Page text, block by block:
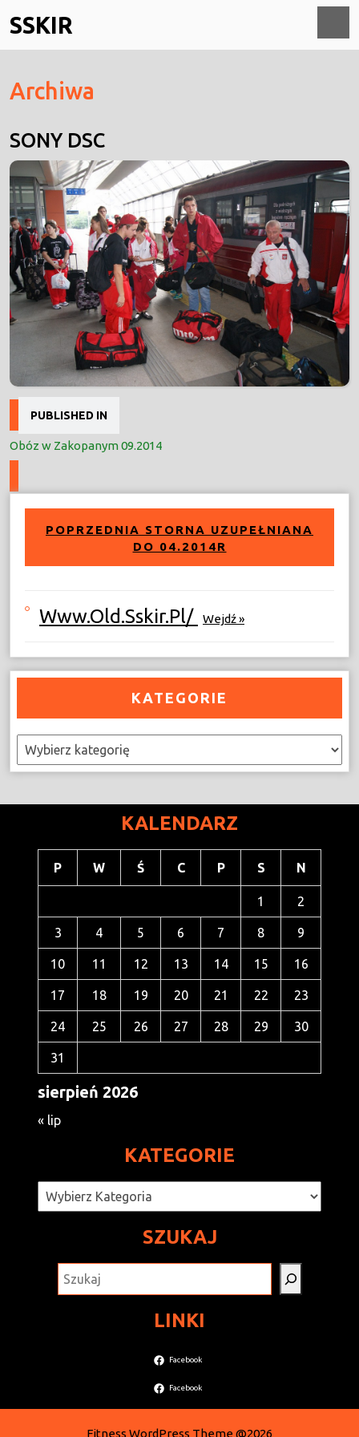
to
content
SSKIR
Archiwa
SONY DSC
Nawigacja
wpisu
PUBLISHED IN
Obóz w Zakopanym 09.2014
POPRZEDNIA STORNA UZUPEŁNIANA
DO 04.2014R
Www.old.sskir.pl/ Wejdź »
KATEGORIE
Kategorie
KALENDARZ
sierpień 2026
P W Ś C P S N
1 2
3 4 5 6 7 8 9
10 11 12 13 14 15 16
17 18 19 20 21 22 23
24 25 26 27 28 29 30
31
« lip
KATEGORIE
Kategorie
SZUKAJ
LINKI
Facebook
Facebook
Fitness WordPress Theme@2026